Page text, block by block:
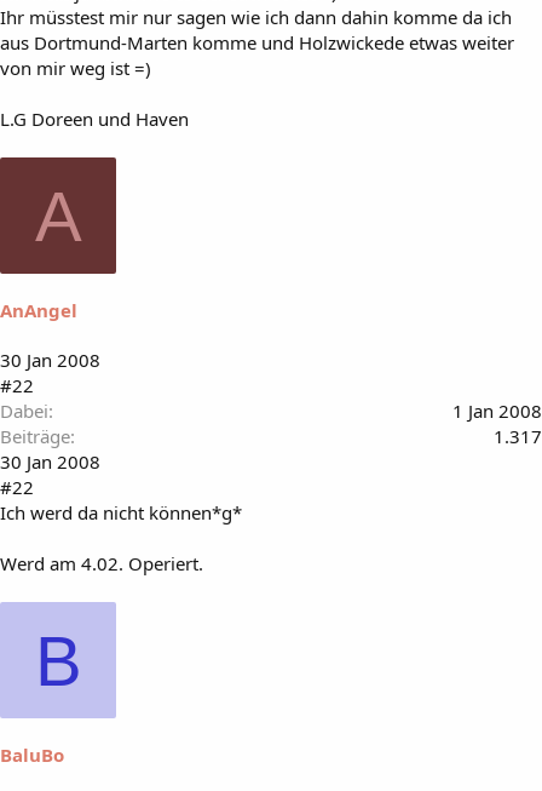
Ihr müsstest mir nur sagen wie ich dann dahin komme da ich
aus Dortmund-Marten komme und Holzwickede etwas weiter
von mir weg ist =)
L.G Doreen und Haven
A
AnAngel
30 Jan 2008
#22
Dabei
1 Jan 2008
Beiträge
1.317
30 Jan 2008
#22
Ich werd da nicht können*g*
Werd am 4.02. Operiert.
B
BaluBo